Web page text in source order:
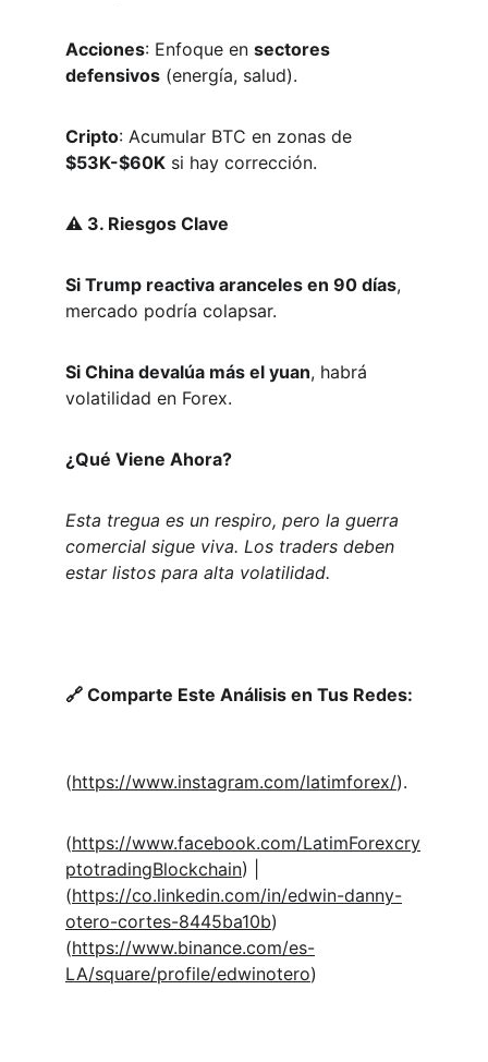
Acciones: Enfoque en sectores
defensivos (energía, salud).
Cripto: Acumular BTC en zonas de
$53K-$60K si hay corrección.
⚠️ 3. Riesgos Clave
Si Trump reactiva aranceles en 90 días,
mercado podría colapsar.
Si China devalúa más el yuan, habrá
volatilidad en Forex.
¿Qué Viene Ahora?
Esta tregua es un respiro, pero la guerra
comercial sigue viva. Los traders deben
estar listos para alta volatilidad.
🔗 Comparte Este Análisis en Tus Redes:
(https://www.instagram.com/latimforex/).
(https://www.facebook.com/LatimForexcry
ptotradingBlockchain) |
(https://co.linkedin.com/in/edwin-danny-
otero-cortes-8445ba10b)
(https://www.binance.com/es-
LA/square/profile/edwinotero)